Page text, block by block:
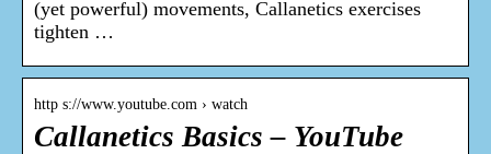
(yet powerful) movements, Callanetics exercises
tighten …
http s://www.youtube.com › watch
Callanetics Basics – YouTube